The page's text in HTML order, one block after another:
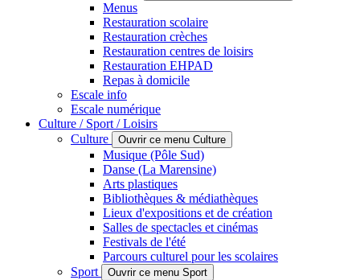
Menus
Restauration scolaire
Restauration crèches
Restauration centres de loisirs
Restauration EHPAD
Repas à domicile
Escale info
Escale numérique
Culture / Sport / Loisirs
Culture
Ouvrir ce menu Culture
Musique (Pôle Sud)
Danse (La Marensine)
Arts plastiques
Bibliothèques & médiathèques
Lieux d'expositions et de création
Salles de spectacles et cinémas
Festivals de l'été
Parcours culturel pour les scolaires
Sport
Ouvrir ce menu Sport